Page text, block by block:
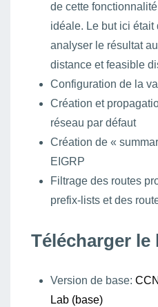
de cette
idéale. Le but ici était
analyser le résultat
distance et feasible
Configuration de la
Création et
réseau par défaut
Création de «
EIGRP
Filtrage des routes
prefix-lists et des
Télécharger le
Version de base:
Lab (base)